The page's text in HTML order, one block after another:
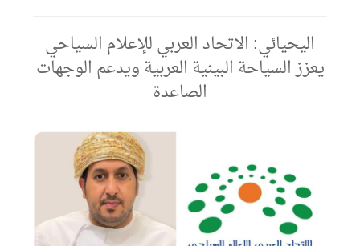
اليحيائي: الاتحاد العربي للإعلام السياحي
يعزز السياحة البينية العربية ويدعم الوجهات
الصاعدة